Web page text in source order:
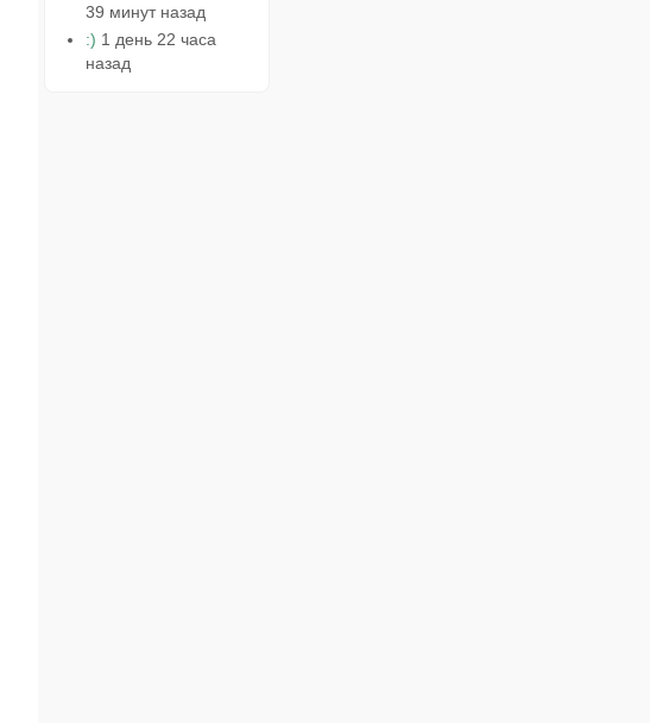
39 минут назад
:) 1 день 22 часа
назад